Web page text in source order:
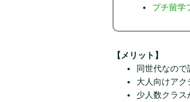
プチ留学
【メリット】
同世代なので
大人向けアク
少人数クラス